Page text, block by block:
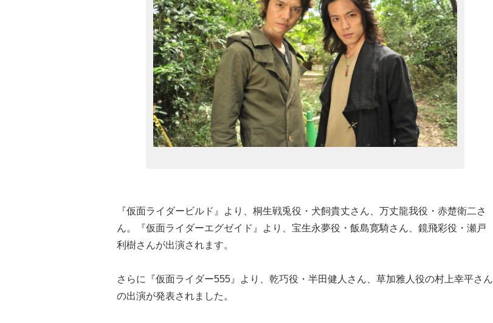
『仮面ライダービルド』より、桐生戦兎役・犬飼貴丈さん、万丈龍我役・赤楚衛二さ
ん。『仮面ライダーエグゼイド』より、宝生永夢役・飯島寛騎さん、鏡飛彩役・瀬戸
利樹さんが出演されます。
さらに『仮面ライダー555』より、乾巧役・半田健人さん、草加雅人役の村上幸平さん
の出演が発表されました。